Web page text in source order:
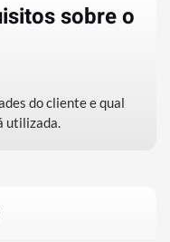
sobre o
do cliente e qual
utilizada.